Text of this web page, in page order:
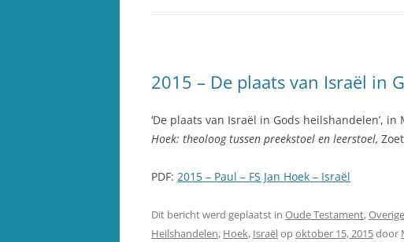
2015 – De plaats van Israël in
‘De plaats van Israël in Gods heilshandelen’, in
Hoek: theoloog tussen preekstoel en leerstoel,
PDF: 2015 – Paul – FS Jan Hoek – Israël
Dit bericht werd geplaatst in Oude Testament,
Heilshandelen, Hoek, Israëlopoktober 15, 2015door